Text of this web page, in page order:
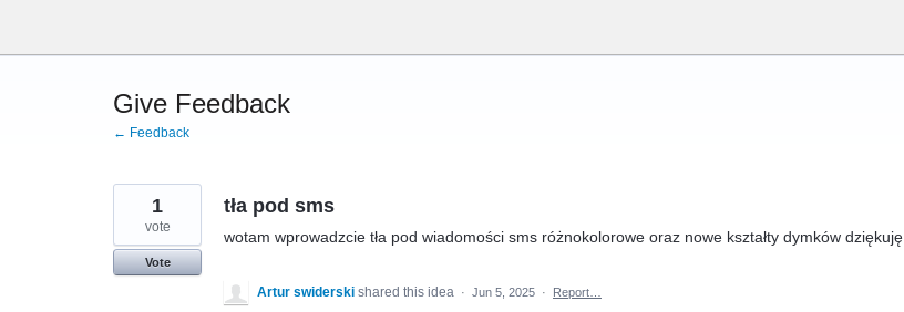
content
Give Feedback
← Feedback
tła pod sms
wotam wprowadzcie tła pod wiadomości sms różnokolorowe oraz nowe kształty dymków dziękuję
1
vote
Vote
Artur swiderski shared this idea · Jun 5, 2025 · Report…